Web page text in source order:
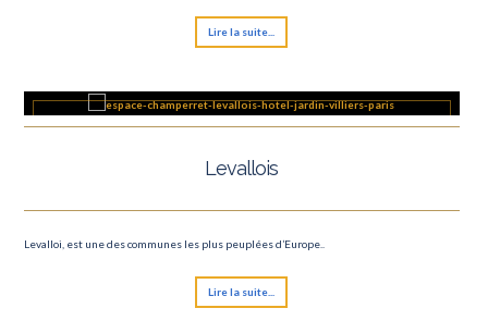
Lire la suite...
Levallois
Levalloi, est une des communes les plus peuplées d’Europe..
Lire la suite...